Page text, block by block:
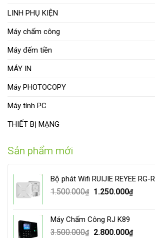
LINH PHỤ KIỆN
Máy chấm công
Máy đếm tiền
MÁY IN
Máy PHOTOCOPY
Máy tính PC
THIẾT BỊ MẠNG
Sản phẩm mới
Bộ phát Wifi RUIJIE REYEE RG-
1.500.000₫
Original
1.500.000₫.
1.250.000₫Current
Máy Chấm Công RJ K89
3.500.000₫
Original
2.800.000₫Current